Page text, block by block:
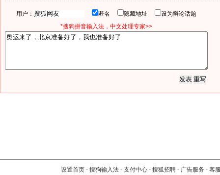
用户： 匿名 隐藏地址
设为辩论话题
*搜狗拼音输入法，中文处理专家>>
设置首页 - 搜狗输入法 - 支付中心 - 搜狐招聘 - 广告服务 - 客